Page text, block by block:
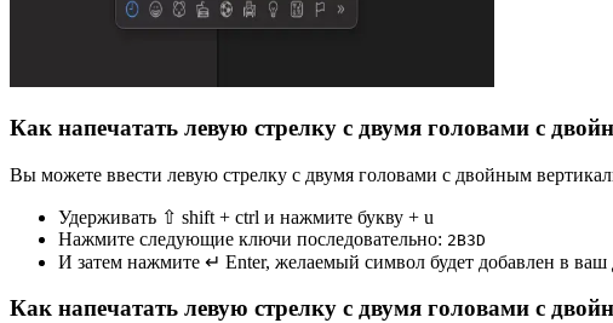
Как напечатать левую стрелку с двумя головами с
Вы можете ввести левую стрелку с двумя головами с двойным
Удерживать ⇧ shift + ctrl и нажмите букву + u
Нажмите следующие ключи последовательно: 2B3D
И затем нажмите ↵ Enter, желаемый символ будет добавлен в ваш
Как напечатать левую стрелку с двумя головами с